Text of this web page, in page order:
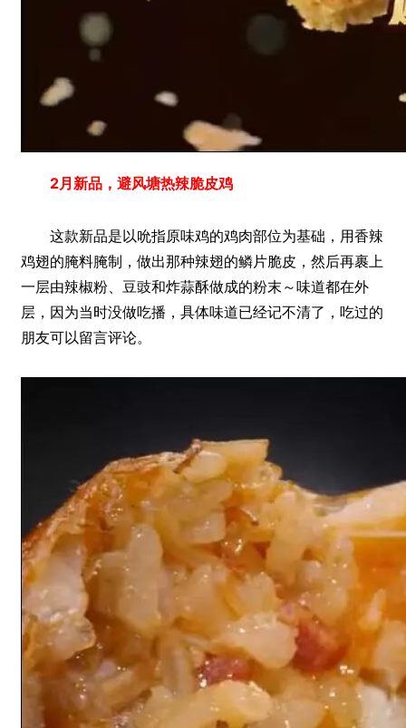
2月新品，避风塘热辣脆皮鸡
这款新品是以吮指原味鸡的鸡肉部位为基础，用香辣
鸡翅的腌料腌制，做出那种辣翅的鳞片脆皮，然后再裹上
一层由辣椒粉、豆豉和炸蒜酥做成的粉末～味道都在外
层，因为当时没做吃播，具体味道已经记不清了，吃过的
朋友可以留言评论。